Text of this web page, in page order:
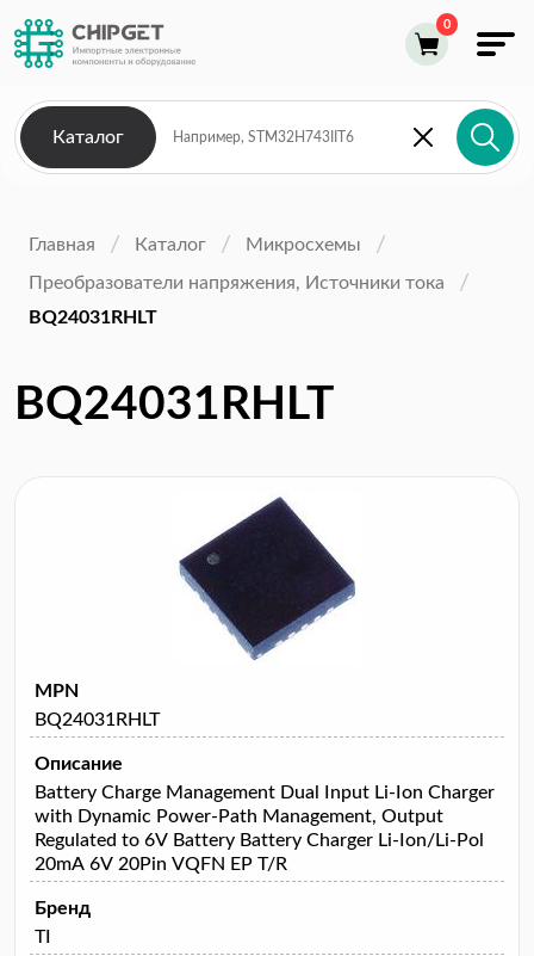
Каталог
Главная Каталог
Микросхемы
Преобразователи напряжения, Источники тока
BQ24031RHLT
BQ24031RHLT
MPN
BQ24031RHLT
Описание
Battery Charge Management Dual Input Li-Ion Charger
with Dynamic Power-Path Management, Output
Regulated to 6V Battery Battery Charger Li-Ion/Li-Pol
20mA 6V 20Pin VQFN EP T/R
Бренд
TI